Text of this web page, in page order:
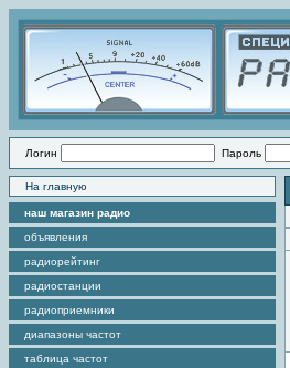
Логин Пароль
На главную
наш магазин радио
объявления
радиорейтинг
радиостанции
радиоприемники
диапазоны частот
таблица частот